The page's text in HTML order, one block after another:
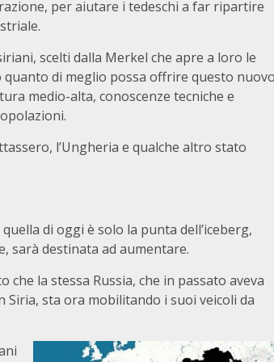
per aiutare i tedeschi a far ripartire
scelti dalla Merkel che apre a loro le
di meglio possa offrire questo
medio-alta, conoscenze tecniche e
l’Ungheria e qualche altro stato
di oggi è solo la punta dell’iceberg,
sarà destinata ad aumentare.
la stessa Russia, che in passato aveva
sta ora mobilitando i suoi veicoli da